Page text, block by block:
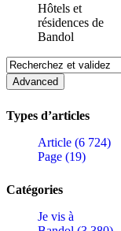
Hôtels et
résidences de
Bandol
Types d’articles
Article (6 724)
Page (19)
Catégories
Je vis à